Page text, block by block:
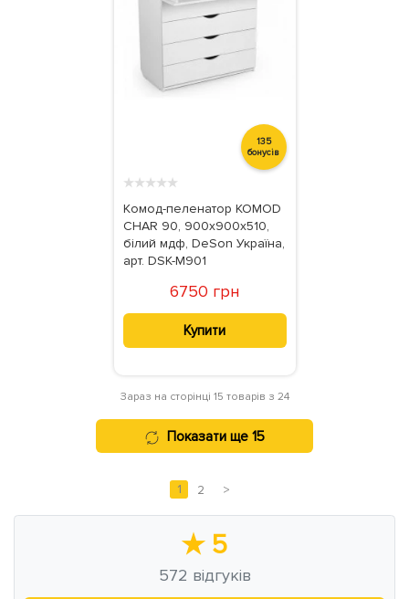
135
бонусів
★★★★★
Комод-пеленатор KOMOD
CHAR 90, 900х900х510,
білий мдф, DeSon Україна,
арт. DSK-M901
6750 грн
Купити
Зараз на сторінці 15 товарів з 24
Показати ще 15
1 2 >
★ 5
572 відгуків